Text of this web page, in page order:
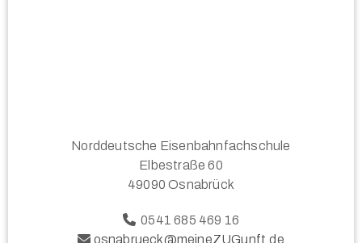
Norddeutsche Eisenbahnfachschule
Elbestraße 60
49090 Osnabrück
0541 685 469 16
osnabrueck@meineZUGunft.de